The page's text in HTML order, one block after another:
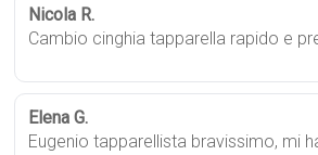
Nicola R.
Cambio cinghia tapparella rapido e
Elena G.
Eugenio tapparellista bravissimo, mi